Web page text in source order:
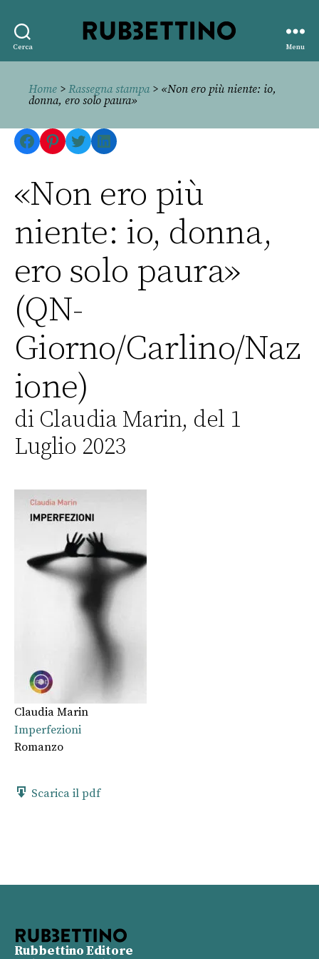
Cerca
editore
Menu
Home > Rassegna stampa> «Non ero più niente: io,
donna, ero solo paura»
Facebook
Pinterest
TwitterLinkedIn
«Non ero più
niente: io, donna,
ero solo paura»
(QN-
Giorno/Carlino/Naz
ione)
di Claudia Marin, del 1
Luglio 2023
Claudia Marin
Imperfezioni
Romanzo
Scarica il pdf
Rubbettino Editore